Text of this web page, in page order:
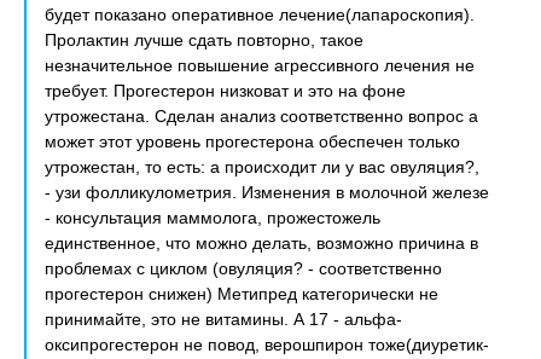
будет показано оперативное лечение(лапароскопия).
Пролактин лучше сдать повторно, такое
незначительное повышение агрессивного лечения не
требует. Прогестерон низковат и это на фоне
утрожестана. Сделан анализ соответственно вопрос а
может этот уровень прогестерона обеспечен только
утрожестан, то есть: а происходит ли у вас овуляция?,
- узи фолликулометрия. Изменения в молочной железе
- консультация маммолога, прожестожель
единственное, что можно делать, возможно причина в
проблемах с циклом (овуляция? - соответственно
прогестерон снижен) Метипред категорически не
принимайте, это не витамины. А 17 - альфа-
оксипрогестерон не повод, верошпирон тоже(диуретик-